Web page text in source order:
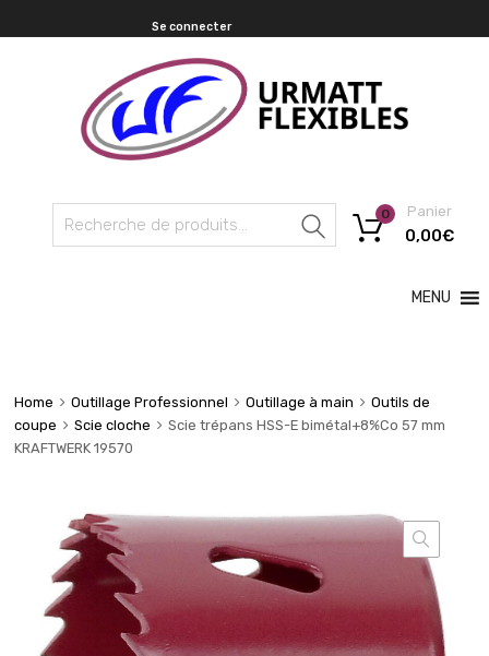
Se connecter
Recherche
Panier
0,00€
0
MENU
Home Outillage Professionnel Outillage à main
Outils de
coupe
Scie cloche
Scie trépans HSS-E bimétal+8%Co 57 mm
KRAFTWERK 19570